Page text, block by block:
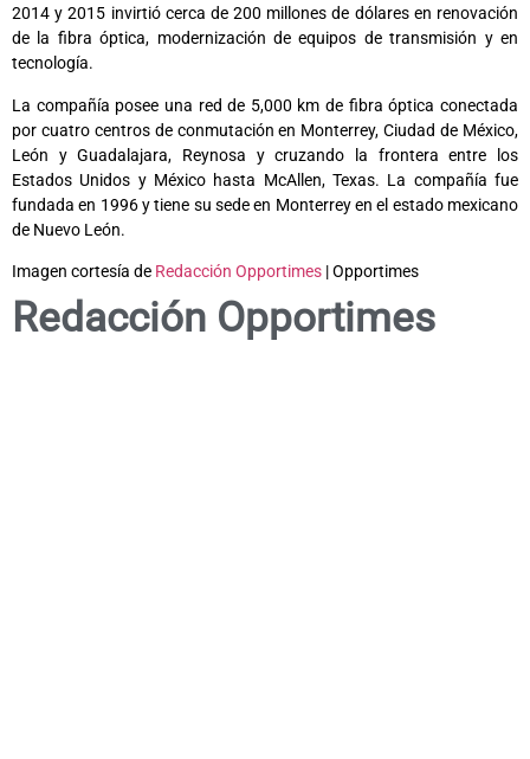
2014 y 2015 invirtió cerca de 200 millones de dólares en renovación
de la fibra óptica, modernización de equipos de transmisión y en
tecnología.
La compañía posee una red de 5,000 km de fibra óptica conectada
por cuatro centros de conmutación en Monterrey, Ciudad de México,
León y Guadalajara, Reynosa y cruzando la frontera entre los
Estados Unidos y México hasta McAllen, Texas. La compañía fue
fundada en 1996 y tiene su sede en Monterrey en el estado mexicano
de Nuevo León.
Imagen cortesía de Redacción Opportimes | Opportimes
Redacción Opportimes